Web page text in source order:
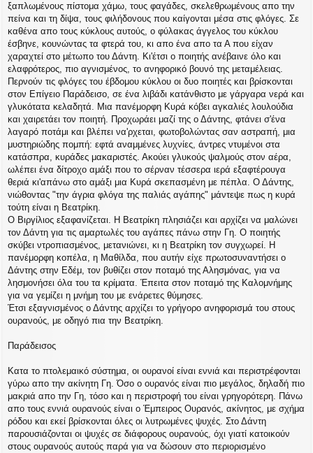
ξαπλωμένους πίστομα χάμω, τους φαγάδες, σκελεθρωμένους απο την
πείνα και τη δίψα, τους φιλήδονους που καίγονται μέσα στις φλόγες. Σε
καθένα απο τους κύκλους αυτούς, ο φύλακας άγγελος του κύκλου
έσβηνε, κουνώντας τα φτερά του, κι απο ένα απο τα Α που είχαν
χαραχτεί στο μέτωπο του Δάντη. Κι'έτσι ο ποιητής ανέβαινε όλο και
ελαφρότερος, πιο αγνισμένος, το ανηφορικό βουνό της μεταμέλειας.
Περνούν τις φλόγες του έβδομου κύκλου οι δυο ποιητές και βρίσκονται
στον Επίγειο Παράδεισο, σε ένα λιβάδι κατάνθιστο με γάργαρα νερά και
γλυκότατα κελαδητά. Μια πανέμορφη Κυρά κόβει αγκαλιές λουλούδια
και χαιρετάει τον ποιητή. Προχωράει μαζί της ο Δάντης, φτάνει σ'ένα
λαγαρό ποτάμι και βλέπει να'ρχεται, φωτοβολώντας σαν αστραπή, μια
μυστηριώδης πομπή: εφτά αναμμένες λυχνίες, άντρες ντυμένοι στα
κατάσπρα, κυράδες μακαριστές. Ακούει γλυκούς ψαλμούς στον αέρα,
ωλέπει ένα δίτροχο αμάξι που το σέρναν τέσσερα ιερά εξαφτέρουγα
θεριά κι'απάνω στο αμάξι μια Κυρά σκεπασμένη με πέπλα. Ο Δάντης,
νιώθοντας "την άγρια φλόγα της παλιάς αγάπης" μάντεψε πως η κυρά
τούτη είναι η Βεατρίκη.
Ο Βιργίλιος εξαφανίζεται. Η Βεατρίκη πλησιάζει και αρχίζει να μαλώνει
τον Δάντη για τις αμαρτωλές του αγάπες πάνω στην Γη. Ο ποιητής
σκύβει ντροπιασμένος, μετανιώνει, κι η Βεατρίκη τον συγχωρεί. Η
πανέμορφη κοπέλα, η Μαθίλδα, που αυτήν είχε πρωτοσυναντήσει ο
Δάντης στην Εδέμ, τον βυθίζει στον ποταμό της Αλησμόνας, για να
λησμονήσει όλα του τα κρίματα. Έπειτα στον ποταμό της Καλομνήμης
για να γεμίζει η μνήμη του με ενάρετες θύμησες.
Έτσι εξαγνισμένος ο Δάντης αρχίζει το γρήγορο ανηφορισμά του στους
ουρανούς, με οδηγό πια την Βεατρίκη.
Παράδεισος
Κατα το πτολεμαικό σύστημα, οι ουρανοί είναι εννιά και περιστρέφονται
γύρω απο την ακίνητη Γη. Όσο ο ουρανός είναι πιο μεγάλος, δηλαδή πιο
μακριά απο την Γη, τόσο και η περιστροφή του είναι γρηγορότερη. Πάνω
απο τους εννιά ουρανούς είναι ο Έμπειρος Ουρανός, ακίνητος, με σχήμα
ρόδου και εκεί βρίσκονται όλες οι λυτρωμένες ψυχές. Στο Δάντη
παρουσιάζονται οι ψυχές σε διάφορους ουρανούς, όχι γιατί κατοικούν
στους ουρανούς αυτούς παρά για να δώσουν στο περιορισμένο